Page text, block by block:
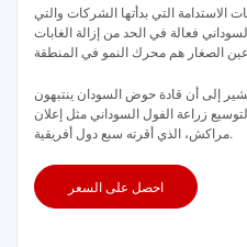
الاستدامة التي بدأتها الشركات والتي
فعالة في الحد من إزالة الغابات
إلى أن قادة حوض السودان ينتبهون
زراعة الفول السوداني مثل إعلان
مراكش، الذي أقرته سبع دول أفريقية.
احصل على السعر